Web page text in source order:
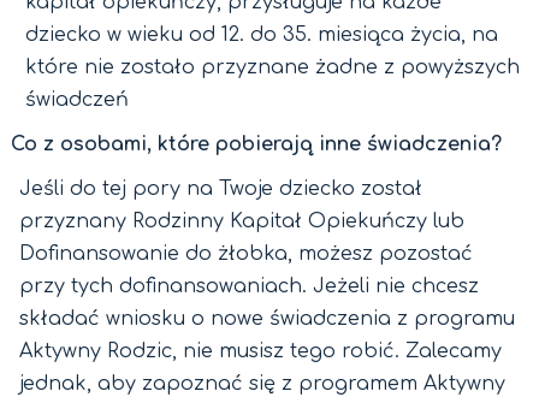
dziecko w wieku od 12. do 35. miesiąca życia, na
które nie zostało przyznane żadne z powyższych
świadczeń
Co z osobami, które pobierają inne świadczenia?
Jeśli do tej pory na Twoje dziecko został
przyznany Rodzinny Kapitał Opiekuńczy lub
Dofinansowanie do żłobka, możesz pozostać
przy tych dofinansowaniach. Jeżeli nie chcesz
składać wniosku o nowe świadczenia z programu
Aktywny Rodzic, nie musisz tego robić. Zalecamy
jednak, aby zapoznać się z programem Aktywny